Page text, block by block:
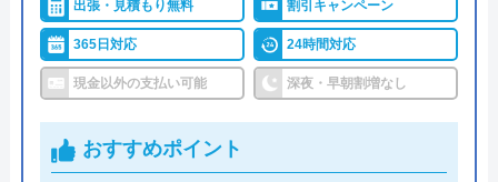
えることはありません。ちなみに簡単な水漏れ等は
5,800円～から対応してくれます。
支払い方法は現金以外にも銀行振込・クレジットカ
ード・コンビニ決済から選べるため緊急トラブル時
出張費・見積もり料も無料で、24時間電話で相談を
出張・見積もり無料 割引キャンペーン
365日対応 24時間対応
現金以外の支払い可能 深夜・早朝割増なし
おすすめポイント